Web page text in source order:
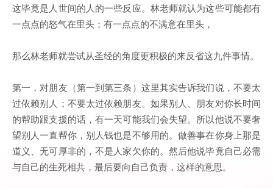
这毕竟是人世间的人的一些反应。林老师就认为这些可能都有
一点点的怒气在里头；有一点点的不满意在里头，
那么林老师就尝试从圣经的角度更积极的来反省这九件事情。
第一，对朋友（第一到第三条）这里其实告诉我们说，不要太
过依赖别人；不要太过依赖朋友。如果别人、朋友对你长时间
的帮助跟支援的话，有一天可能我们会失望。所以他说不要奢
望别人一直帮你，别人钱也是不够用的。做善事在你身上那是
道义、无可厚非的，不是人家欠你的。然后他说毕竟自己必需
与自己的生死相共，最后要向自己负责，这样的意思。